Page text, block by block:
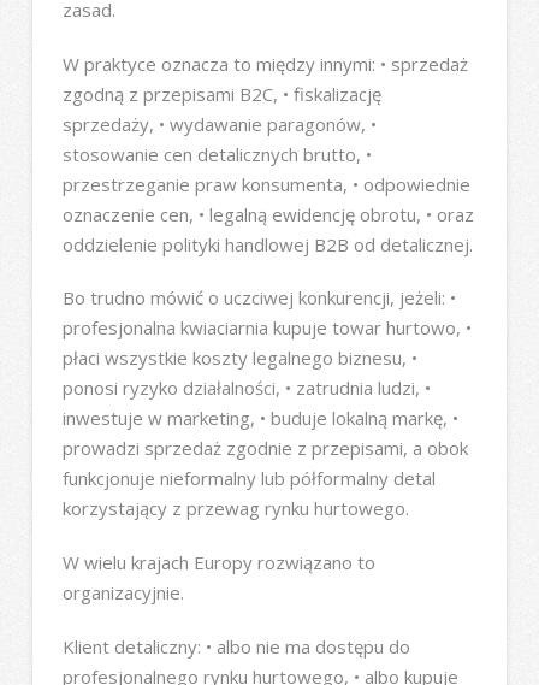
zasad.
W praktyce oznacza to między innymi: • sprzedaż
zgodną z przepisami B2C, • fiskalizację
sprzedaży, • wydawanie paragonów, •
stosowanie cen detalicznych brutto, •
przestrzeganie praw konsumenta, • odpowiednie
oznaczenie cen, • legalną ewidencję obrotu, • oraz
oddzielenie polityki handlowej B2B od detalicznej.
Bo trudno mówić o uczciwej konkurencji, jeżeli: •
profesjonalna kwiaciarnia kupuje towar hurtowo, •
płaci wszystkie koszty legalnego biznesu, •
ponosi ryzyko działalności, • zatrudnia ludzi, •
inwestuje w marketing, • buduje lokalną markę, •
prowadzi sprzedaż zgodnie z przepisami, a obok
funkcjonuje nieformalny lub półformalny detal
korzystający z przewag rynku hurtowego.
W wielu krajach Europy rozwiązano to
organizacyjnie.
Klient detaliczny: • albo nie ma dostępu do
profesjonalnego rynku hurtowego, • albo kupuje